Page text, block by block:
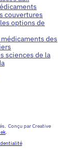
couvertures
options de
des
sciences de la
Conçu par Creative
.